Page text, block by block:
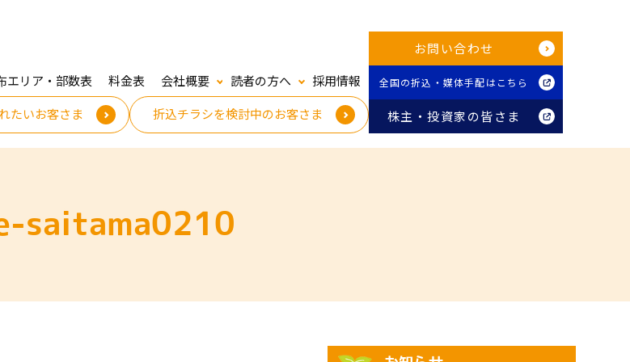
エリア・部数表 料金表 会社概要 読者の方へ
採用情報
たいお客さま
折込チラシを検討中のお客さま
お問い合わせ
全国の折込・媒体手配はこちら
株主・投資家の皆さま
saitama0210